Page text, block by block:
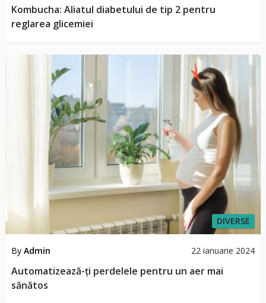
Kombucha: Aliatul diabetului de tip 2 pentru
reglarea glicemiei
DIVERSE
By Admin 22 ianuarie 2024
Automatizează-ți perdelele pentru un aer mai
sănătos